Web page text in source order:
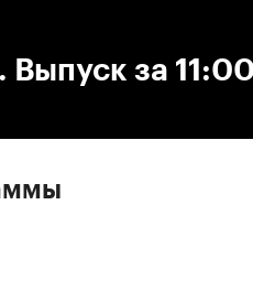
Выпуск за